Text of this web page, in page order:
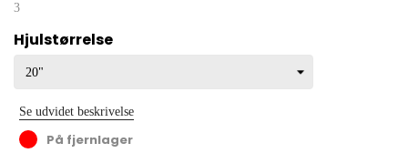
3
Hjulstørrelse
Se udvidet beskrivelse
På fjernlager